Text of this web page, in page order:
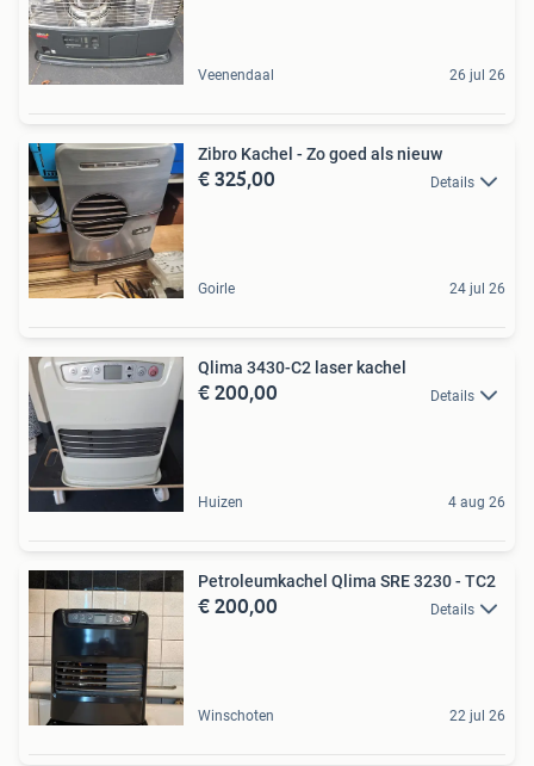
Veenendaal 26 jul 26
Zibro Kachel - Zo goed als nieuw
€ 325,00 Details
Goirle 24 jul 26
Qlima 3430-C2 laser kachel
€ 200,00 Details
Huizen 4 aug 26
Petroleumkachel Qlima SRE 3230 - TC2
€ 200,00 Details
Winschoten 22 jul 26